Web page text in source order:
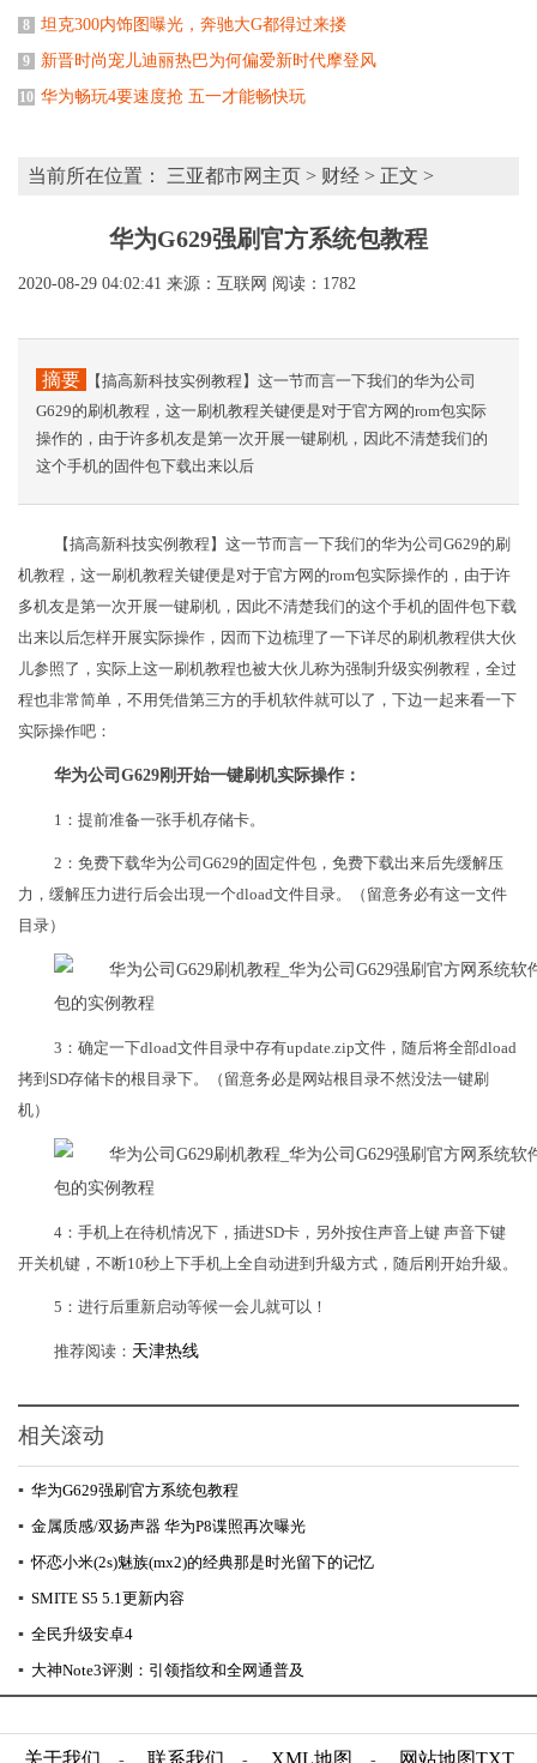
8 坦克300内饰图曝光，奔驰大G都得过来搂
9 新晋时尚宠儿迪丽热巴为何偏爱新时代摩登风
10 华为畅玩4要速度抢 五一才能畅快玩
当前所在位置： 三亚都市网主页 > 财经 > 正文 >
华为G629强刷官方系统包教程
2020-08-29 04:02:41 来源：互联网 阅读：1782
摘要
【搞高新科技实例教程】这一节而言一下我们的华为公司
G629的刷机教程，这一刷机教程关键便是对于官方网的rom包实际
操作的，由于许多机友是第一次开展一键刷机，因此不清楚我们的
这个手机的固件包下载出来以后
【搞高新科技实例教程】这一节而言一下我们的华为公司G629的刷
机教程，这一刷机教程关键便是对于官方网的rom包实际操作的，由于许
多机友是第一次开展一键刷机，因此不清楚我们的这个手机的固件包下载
出来以后怎样开展实际操作，因而下边梳理了一下详尽的刷机教程供大伙
儿参照了，实际上这一刷机教程也被大伙儿称为强制升级实例教程，全过
程也非常简单，不用凭借第三方的手机软件就可以了，下边一起来看一下
实际操作吧：
华为公司G629刚开始一键刷机实际操作：
1：提前准备一张手机存储卡。
2：免费下载华为公司G629的固定件包，免费下载出来后先缓解压
力，缓解压力进行后会出現一个dload文件目录。（留意务必有这一文件
目录）
3：确定一下dload文件目录中存有update.zip文件，随后将全部dload
拷到SD存储卡的根目录下。（留意务必是网站根目录不然没法一键刷
机）
4：手机上在待机情况下，插进SD卡，另外按住声音上键 声音下键
开关机键，不断10秒上下手机上全自动进到升級方式，随后刚开始升級。
5：进行后重新启动等候一会儿就可以！
推荐阅读： 天津热线
相关滚动
▪ 华为G629强刷官方系统包教程
▪ 金属质感/双扬声器 华为P8谍照再次曝光
▪ 怀恋小米(2s)魅族(mx2)的经典那是时光留下的记忆
▪ SMITE S5 5.1更新内容
▪ 全民升级安卓4
▪ 大神Note3评测：引领指纹和全网通普及
关于我们 联系我们 XML地图 网站地图TXT